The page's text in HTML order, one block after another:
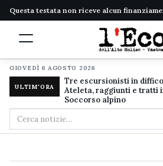
Questa testata non riceve alcun
GIOVEDÌ 6 AGOSTO 2026
ULTIM'ORA
Tre escursionisti in
Ateleta, raggiunti e tratti
Soccorso alpino
Cerca
nel